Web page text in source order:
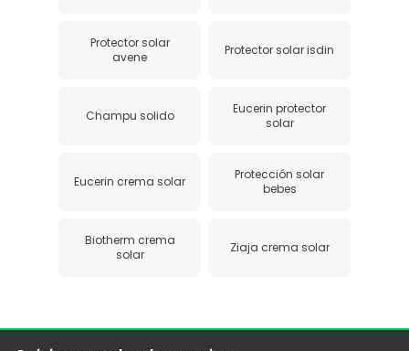
Protector solar
avene
Protector solar isdin
Champu solido
Eucerin protector
solar
Eucerin crema solar
Protección solar
bebes
Biotherm crema
solar
Ziaja crema solar